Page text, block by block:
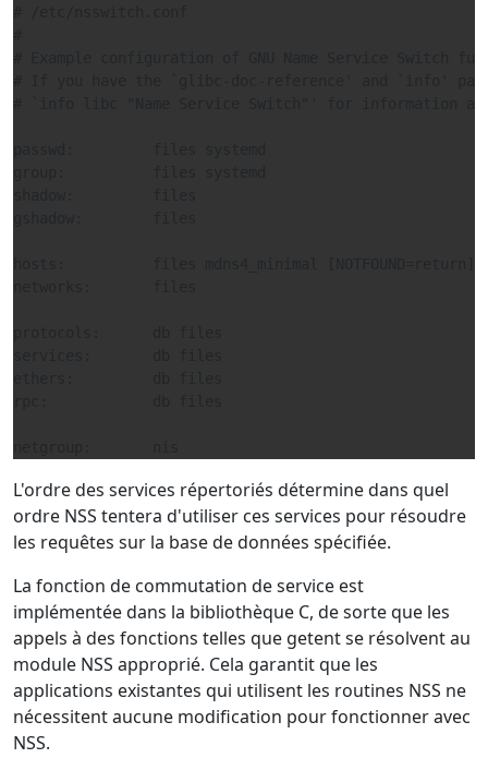
L'ordre des services répertoriés détermine dans quel
ordre NSS tentera d'utiliser ces services pour résoudre
les requêtes sur la base de données spécifiée.
La fonction de commutation de service est
implémentée dans la bibliothèque C, de sorte que les
appels à des fonctions telles que getent se résolvent au
module NSS approprié. Cela garantit que les
applications existantes qui utilisent les routines NSS ne
nécessitent aucune modification pour fonctionner avec
NSS.